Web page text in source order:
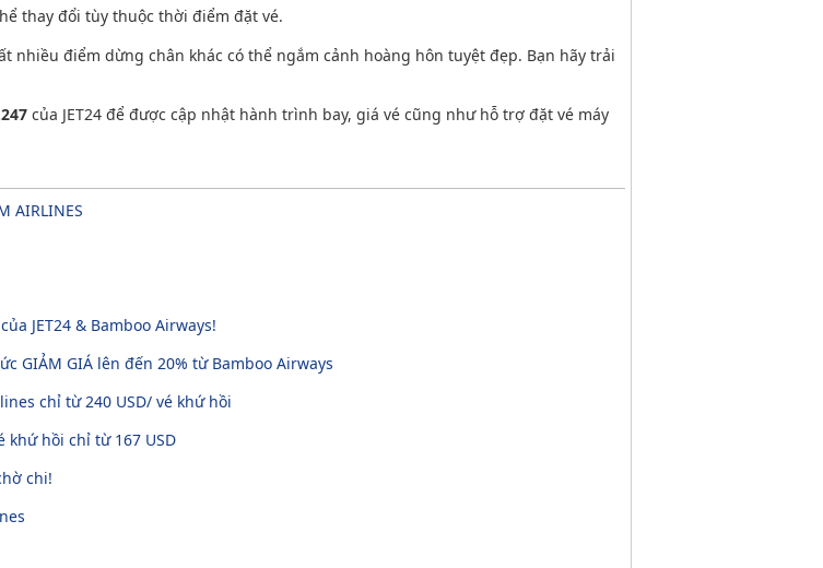
thay đổi tùy thuộc thời điểm đặt vé.
nhiều điểm dừng chân khác có thể ngắm cảnh hoàng hôn tuyệt đẹp. Bạn hãy trải
của JET24 để được cập nhật hành trình bay, giá vé cũng như hỗ trợ đặt vé máy
AIRLINES
JET24 & Bamboo Airways!
GIẢM GIÁ lên đến 20% từ Bamboo Airways
chỉ từ 240 USD/ vé khứ hồi
hồi chỉ từ 167 USD
chi!